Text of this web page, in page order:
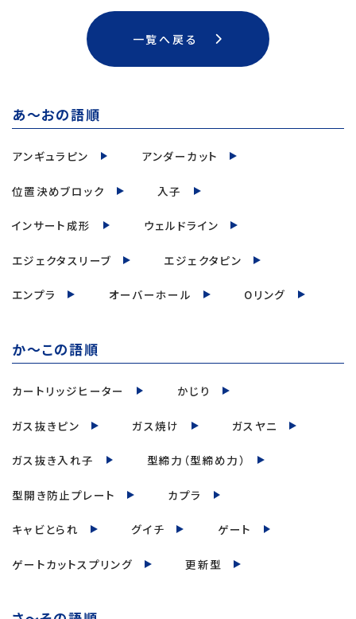
一覧へ戻る
あ～おの語順
アンギュラピン アンダーカット
位置決めブロック 入子
インサート成形 ウェルドライン
エジェクタスリーブ エジェクタピン
エンプラ オーバーホール Oリング
か～この語順
カートリッジヒーター かじり
ガス抜きピン ガス焼け ガスヤニ
ガス抜き入れ子 型締力（型締め力）
型開き防止プレート カプラ
キャビとられ グイチ ゲート
ゲートカットスプリング 更新型